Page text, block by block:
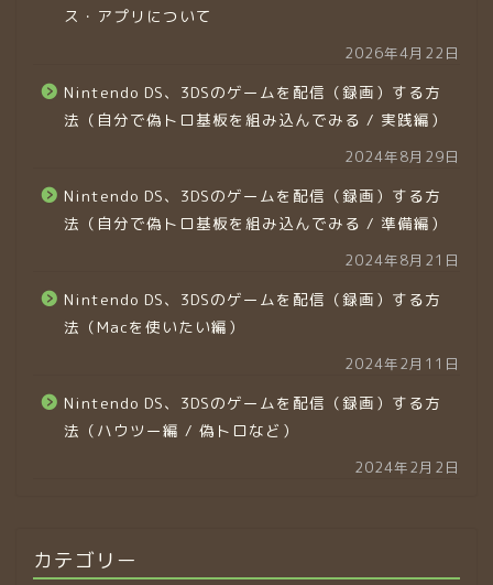
ス・アプリについて
2026年4月22日
Nintendo DS、3DSのゲームを配信（録画）する方
法（自分で偽トロ基板を組み込んでみる / 実践編）
2024年8月29日
Nintendo DS、3DSのゲームを配信（録画）する方
法（自分で偽トロ基板を組み込んでみる / 準備編）
2024年8月21日
Nintendo DS、3DSのゲームを配信（録画）する方
法（Macを使いたい編）
2024年2月11日
Nintendo DS、3DSのゲームを配信（録画）する方
法（ハウツー編 / 偽トロなど）
2024年2月2日
カテゴリー